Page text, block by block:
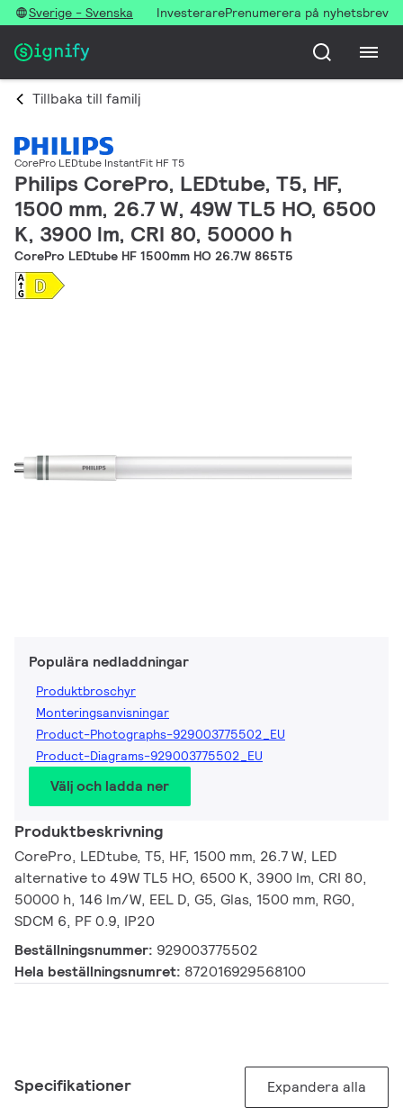
Sverige - Svenska InvesterarePrenumerera på nyhetsbrev
Tillbaka till familj
CorePro LEDtube InstantFit HF T5
Philips CorePro, LEDtube, T5, HF,
1500 mm, 26.7 W, 49W TL5 HO, 6500
K, 3900 lm, CRI 80, 50000 h
CorePro LEDtube HF 1500mm HO 26.7W 865T5
Populära nedladdningar
Produktbroschyr
Monteringsanvisningar
Product-Photographs-929003775502_EU
Product-Diagrams-929003775502_EU
Välj och ladda ner
Produktbeskrivning
CorePro, LEDtube, T5, HF, 1500 mm, 26.7 W, LED
alternative to 49W TL5 HO, 6500 K, 3900 lm, CRI 80,
50000 h, 146 lm/W, EEL D, G5, Glas, 1500 mm, RG0,
SDCM 6, PF 0.9, IP20
Beställningsnummer: 929003775502
Hela beställningsnumret: 872016929568100
Specifikationer Expandera alla